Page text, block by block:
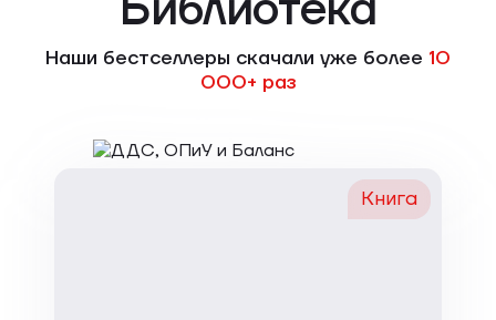
Наши бестселлеры скачали уже более 10
000+ раз
Книга